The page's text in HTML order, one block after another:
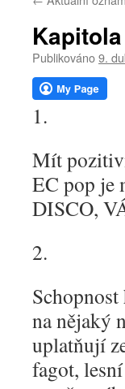
webu
Publikováno9.
1.
Mít
EC pop je
DISCO,
2.
na nějaký
uplatňují
fagot,